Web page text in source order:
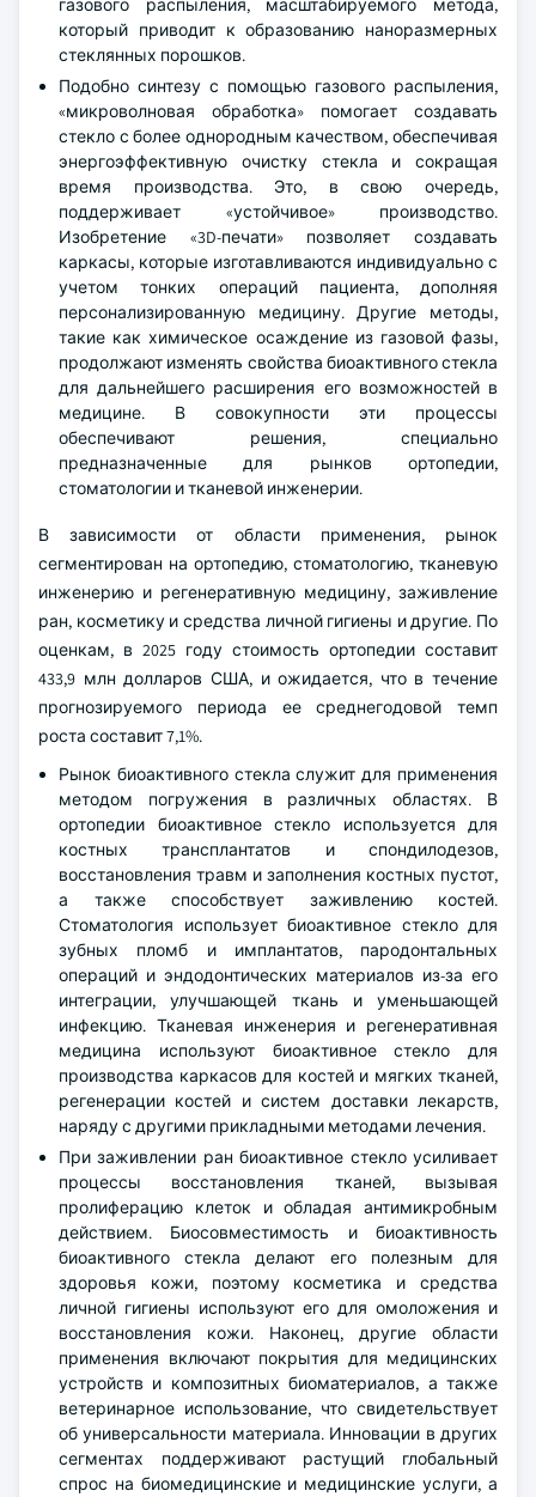
газового распыления, масштабируемого метода,
который приводит к образованию наноразмерных
стеклянных порошков.
Подобно синтезу с помощью газового распыления,
«микроволновая обработка» помогает создавать
стекло с более однородным качеством, обеспечивая
энергоэффективную очистку стекла и сокращая
время производства. Это, в свою очередь,
поддерживает «устойчивое» производство.
Изобретение «3D-печати» позволяет создавать
каркасы, которые изготавливаются индивидуально с
учетом тонких операций пациента, дополняя
персонализированную медицину. Другие методы,
такие как химическое осаждение из газовой фазы,
продолжают изменять свойства биоактивного стекла
для дальнейшего расширения его возможностей в
медицине. В совокупности эти процессы
обеспечивают решения, специально
предназначенные для рынков ортопедии,
стоматологии и тканевой инженерии.
В зависимости от области применения, рынок
сегментирован на ортопедию, стоматологию, тканевую
инженерию и регенеративную медицину, заживление
ран, косметику и средства личной гигиены и другие. По
оценкам, в 2025 году стоимость ортопедии составит
433,9 млн долларов США, и ожидается, что в течение
прогнозируемого периода ее среднегодовой темп
роста составит 7,1%.
Рынок биоактивного стекла служит для применения
методом погружения в различных областях. В
ортопедии биоактивное стекло используется для
костных трансплантатов и спондилодезов,
восстановления травм и заполнения костных пустот,
а также способствует заживлению костей.
Стоматология использует биоактивное стекло для
зубных пломб и имплантатов, пародонтальных
операций и эндодонтических материалов из-за его
интеграции, улучшающей ткань и уменьшающей
инфекцию. Тканевая инженерия и регенеративная
медицина используют биоактивное стекло для
производства каркасов для костей и мягких тканей,
регенерации костей и систем доставки лекарств,
наряду с другими прикладными методами лечения.
При заживлении ран биоактивное стекло усиливает
процессы восстановления тканей, вызывая
пролиферацию клеток и обладая антимикробным
действием. Биосовместимость и биоактивность
биоактивного стекла делают его полезным для
здоровья кожи, поэтому косметика и средства
личной гигиены используют его для омоложения и
восстановления кожи. Наконец, другие области
применения включают покрытия для медицинских
устройств и композитных биоматериалов, а также
ветеринарное использование, что свидетельствует
об универсальности материала. Инновации в других
сегментах поддерживают растущий глобальный
спрос на биомедицинские и медицинские услуги, а